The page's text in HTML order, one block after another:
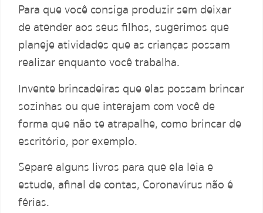
Para que você consiga produzir sem deixar
de atender aos seus filhos, sugerimos que
planeje atividades que as crianças possam
realizar enquanto você trabalha.
Invente brincadeiras que elas possam brincar
sozinhas ou que interajam com você de
forma que não te atrapalhe, como brincar de
escritório, por exemplo.
Separe alguns livros para que ela leia e
estude, afinal de contas, Coronavírus não é
férias.